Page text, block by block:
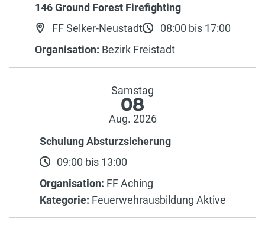
146 Ground Forest Firefighting
FF Selker-Neustadt
08:00 bis 17:00
Organisation: Bezirk Freistadt
Samstag
08
Aug. 2026
Schulung Absturzsicherung
09:00 bis 13:00
Organisation: FF Aching
Kategorie: Feuerwehrausbildung Aktive